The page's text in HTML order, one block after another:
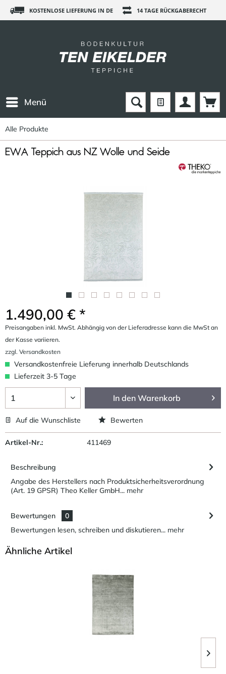
KOSTENLOSE LIEFERUNG IN DE 14 TAGE RÜCKGABERECHT
Menü
Alle Produkte
EWA Teppich aus NZ Wolle und Seide
1.490,00 € *
Preisangaben inkl. MwSt. Abhängig von der Lieferadresse kann die MwSt an
der Kasse variieren.
zzgl. Versandkosten
Versandkostenfreie Lieferung innerhalb Deutschlands
Lieferzeit 3-5 Tage
In den Warenkorb
Auf die Wunschliste Bewerten
Artikel-Nr.: 411469
Beschreibung
Angabe des Herstellers nach Produktsicherheitsverordnung
(Art. 19 GPSR) Theo Keller GmbH... mehr
Bewertungen
0
Bewertungen lesen, schreiben und diskutieren... mehr
Ähnliche Artikel